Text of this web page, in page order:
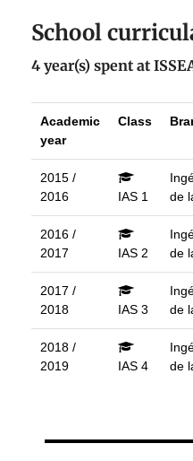
School
4 year(s) spent at
Academic
year
Class
2015 /
2016
IAS 1
de
2016 /
2017
IAS 2
de
2017 /
2018
IAS 3
de
2018 /
2019
IAS 4
de